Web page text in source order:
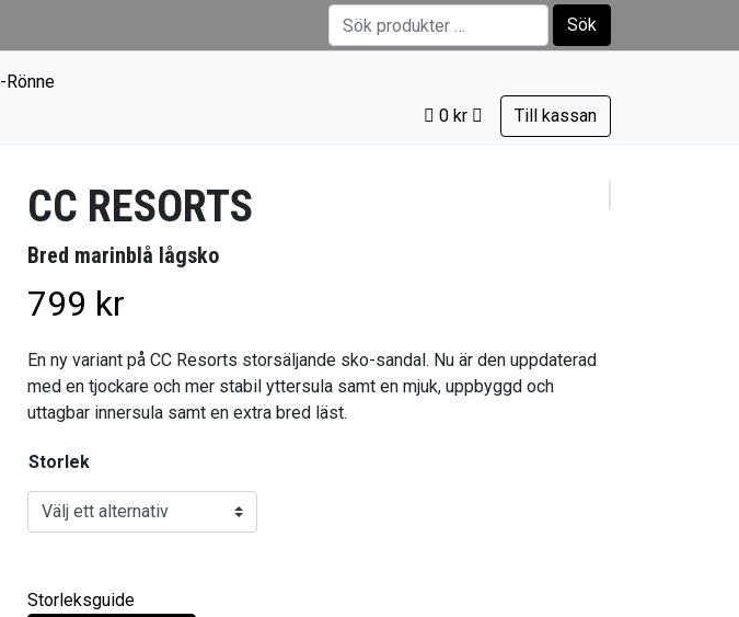
Sök efter: Sök
0 kr Till kassan
CC RESORTS
Bred marinblå lågsko
799 kr
En ny variant på CC Resorts storsäljande sko-sandal. Nu är den uppdaterad
med en tjockare och mer stabil yttersula samt en mjuk, uppbyggd och
uttagbar innersula samt en extra bred läst.
Storlek
Storleksguide